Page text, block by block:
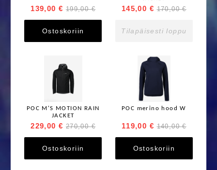
139,00 € 199,00 €
Ostoskoriin
145,00 € 170,00 €
Tilapäisesti loppu
POC M'S MOTION RAIN
JACKET
229,00 € 270,00 €
Ostoskoriin
POC merino hood W
119,00 € 140,00 €
Ostoskoriin